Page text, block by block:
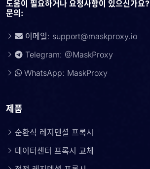
도움이 필요하거나 요청사항이 있으신가요?
문의:
이메일: support@maskproxy.io
Telegram: @MaskProxy
WhatsApp: MaskProxy
제품
순환식 레지덴셜 프록시
데이터센터 프록시 교체